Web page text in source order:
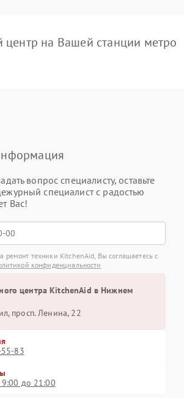
на Вашей станции метро
вопрос специалисту, оставьте
специалист с радостью
Вас!
ремонт техники KitchenAid, Вы соглашаетесь с
конфиденциальности
центра KitchenAid в Нижнем
просп. Ленина, 22
83
до 21:00